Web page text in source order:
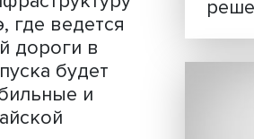
пункта
способность выросла
Краскино –
способность